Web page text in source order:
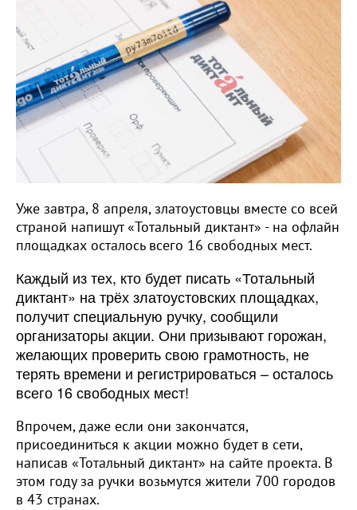
Уже завтра, 8 апреля, златоустовцы вместе со всей
страной напишут «Тотальный диктант» - на офлайн
площадках осталось всего 16 свободных мест.
Каждый из тех, кто будет писать «Тотальный
диктант» на трёх златоустовских площадках,
получит специальную ручку, сообщили
организаторы акции. Они призывают горожан,
желающих проверить свою грамотность, не
терять времени и регистрироваться – осталось
всего 16 свободных мест!
Впрочем, даже если они закончатся,
присоединиться к акции можно будет в сети,
написав «Тотальный диктант» на сайте проекта. В
этом году за ручки возьмутся жители 700 городов
в 43 странах.